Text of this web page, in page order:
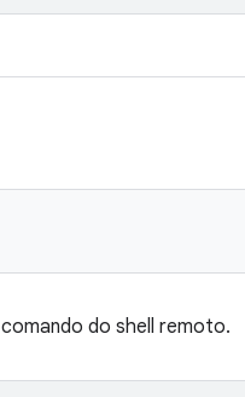
do shell remoto.